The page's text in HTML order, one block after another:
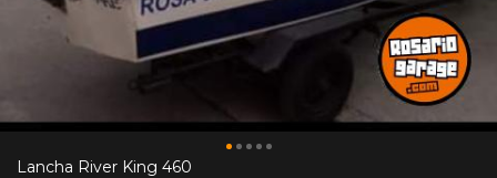
Lancha River King 460